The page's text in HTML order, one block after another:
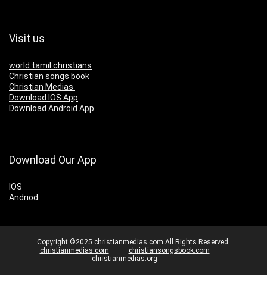
Visit us
world tamil christians
Christian songs book
Christian Medias
Download IOS App
Download Android App
Download Our App
IOS
Andriod
Copyright ©2025 christianmedias.com All Rights Reserved.
christianmedias.com
christiansongsbook.com
christianmedias.org